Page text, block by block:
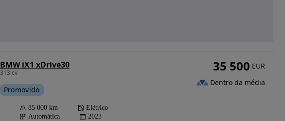
BMW iX1 xDrive30
313 cv
Promovido
85 000 km
Elétrico
Automática
2023
35 500 EUR
Dentro da média